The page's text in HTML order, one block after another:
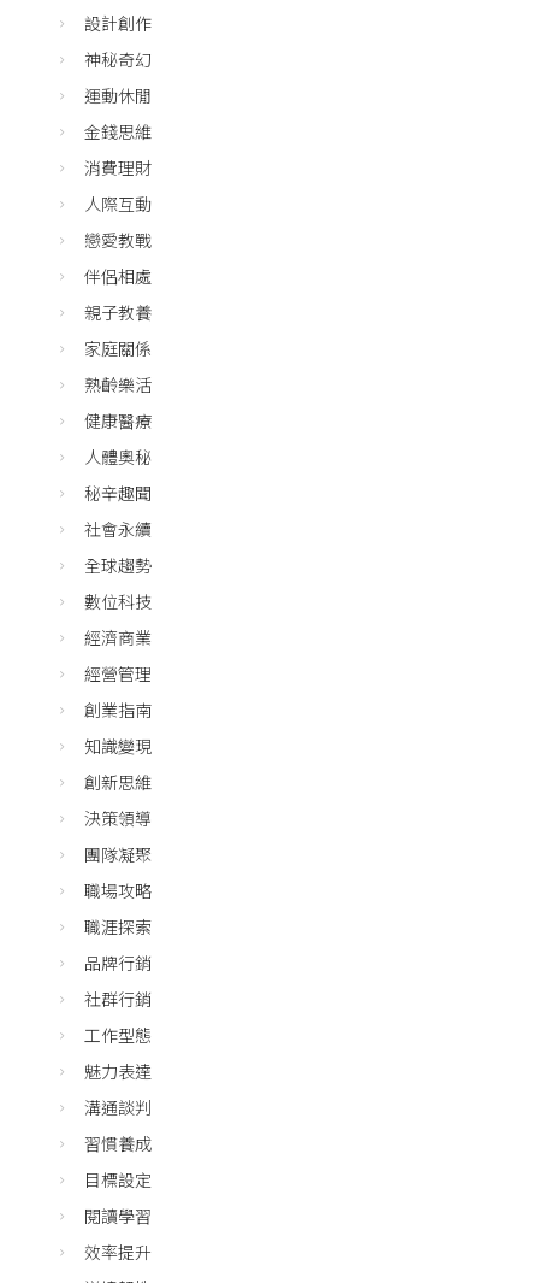
設計創作
神秘奇幻
運動休閒
金錢思維
消費理財
人際互動
戀愛教戰
伴侶相處
親子教養
家庭關係
熟齡樂活
健康醫療
人體奧秘
秘辛趣聞
社會永續
全球趨勢
數位科技
經濟商業
經營管理
創業指南
知識變現
創新思維
決策領導
團隊凝聚
職場攻略
職涯探索
品牌行銷
社群行銷
工作型態
魅力表達
溝通談判
習慣養成
目標設定
閱讀學習
效率提升